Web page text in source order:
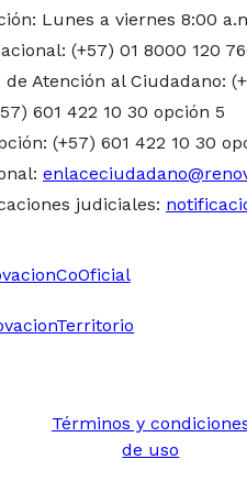
Lunes a viernes 8:00
(+57) 01 8000 120
Atención al Ciudadano:
601 422 10 30 opción 5
(+57) 601 422 10 30
judiciales:
Términos y
de uso